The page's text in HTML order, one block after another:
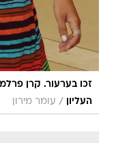
זכו בערעור. קרן
העליון
/ עומר מירון